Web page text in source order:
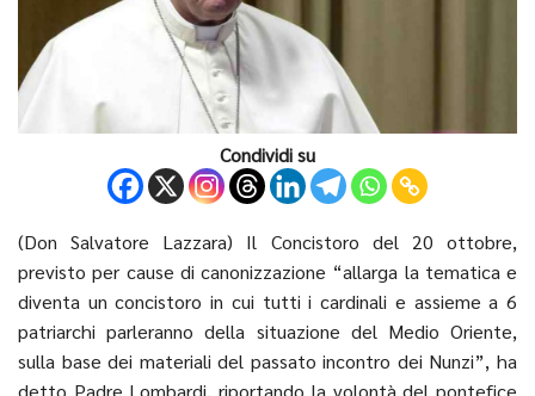
Condividi su
(Don Salvatore Lazzara) Il Concistoro del 20 ottobre,
previsto per cause di canonizzazione “allarga la tematica e
diventa un concistoro in cui tutti i cardinali e assieme a 6
patriarchi parleranno della situazione del Medio Oriente,
sulla base dei materiali del passato incontro dei Nunzi”, ha
detto Padre Lombardi, riportando la volontà del pontefice